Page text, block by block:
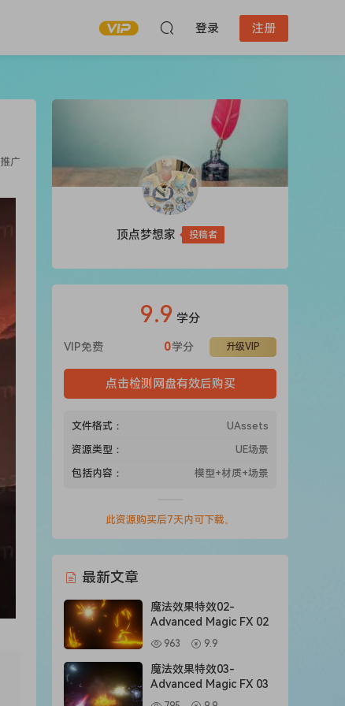
登录 注册
推广
顶点梦想家 投稿者
9.9 学分
VIP免费 升级VIP
0学分
点击检测网盘有效后购买
文件格式：
UAssets
资源类型：
UE场景
包括内容：
模型+材质+场景
此资源购买后7天内可下载。
最新文章
魔法效果特效02-
Advanced Magic FX 02
963 9.9
魔法效果特效03-
Advanced Magic FX 03